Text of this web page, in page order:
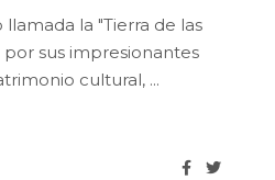
la "Tierra de las
por sus impresionantes
cultural,